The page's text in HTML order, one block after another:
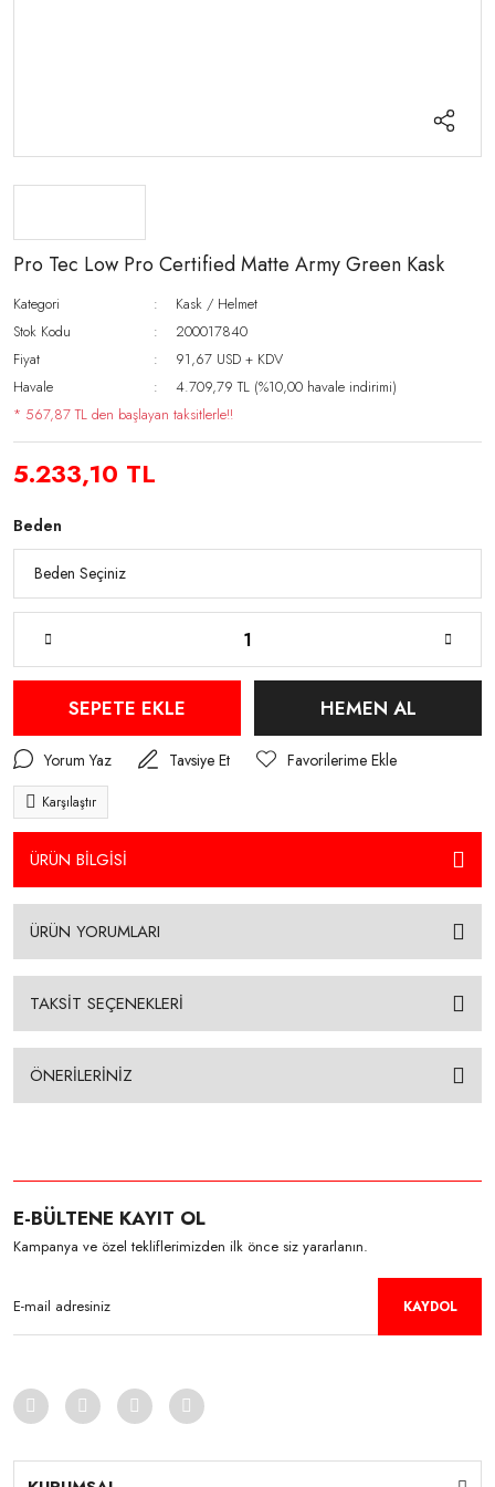
Pro Tec Low Pro Certified Matte Army Green Kask
Kategori
Kask / Helmet
Stok Kodu
200017840
Fiyat
91,67 USD + KDV
Havale
4.709,79 TL (%10,00 havale indirimi)
* 567,87 TL den başlayan taksitlerle!!
5.233,10 TL
Beden
SEPETE EKLE HEMEN AL
Yorum Yaz Tavsiye Et
Karşılaştır
ÜRÜN BİLGİSİ
ÜRÜN YORUMLARI
TAKSİT SEÇENEKLERİ
ÖNERİLERİNİZ
E-BÜLTENE KAYIT OL
Kampanya ve özel tekliflerimizden ilk önce siz yararlanın.
KAYDOL